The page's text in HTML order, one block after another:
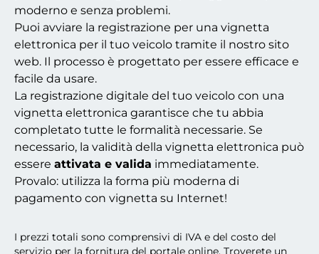
moderno e senza problemi.
Puoi avviare la registrazione per una vignetta
elettronica per il tuo veicolo tramite il nostro sito
web. Il processo è progettato per essere efficace e
facile da usare.
La registrazione digitale del tuo veicolo con una
vignetta elettronica garantisce che tu abbia
completato tutte le formalità necessarie. Se
necessario, la validità della vignetta elettronica può
essere attivata e valida immediatamente.
Provalo: utilizza la forma più moderna di
pagamento con vignetta su Internet!
I prezzi totali sono comprensivi di IVA e del costo del
servizio per la fornitura del portale online. Troverete un